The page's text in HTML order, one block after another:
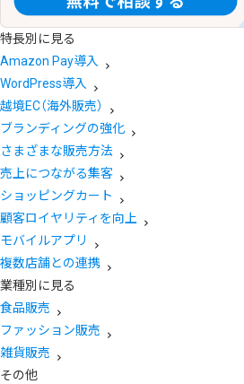
特長別に見る
Amazon Pay導入
WordPress導入
越境EC（海外販売）
ブランディングの強化
さまざまな販売方法
売上につながる集客
ショッピングカート
顧客ロイヤリティを向上
モバイルアプリ
複数店舗との連携
業種別に見る
食品販売
ファッション販売
雑貨販売
その他